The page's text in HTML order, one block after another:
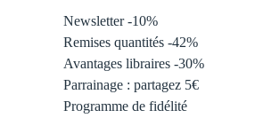
Newsletter -10%
Remises quantités -42%
Avantages libraires -30%
Parrainage : partagez 5€
Programme de fidélité